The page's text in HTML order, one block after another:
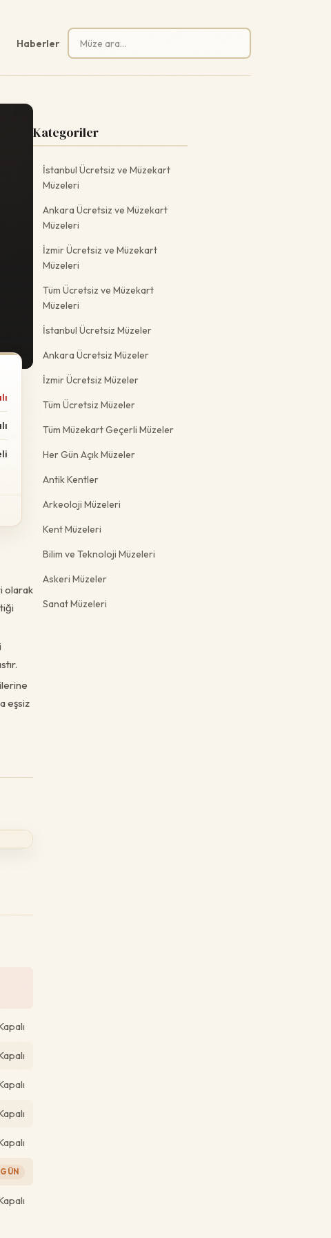
Haberler
Arama:
olarak
eşsiz
Kategoriler
İstanbul Ücretsiz ve Müzekart
Müzeleri
Ankara Ücretsiz ve Müzekart
Müzeleri
İzmir Ücretsiz ve Müzekart
Müzeleri
Tüm Ücretsiz ve Müzekart
Müzeleri
İstanbul Ücretsiz Müzeler
Ankara Ücretsiz Müzeler
İzmir Ücretsiz Müzeler
Tüm Ücretsiz Müzeler
Tüm Müzekart Geçerli Müzeler
Her Gün Açık Müzeler
Antik Kentler
Arkeoloji Müzeleri
Kent Müzeleri
Bilim ve Teknoloji Müzeleri
Askeri Müzeler
Sanat Müzeleri